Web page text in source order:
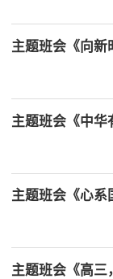
主题班会《向新
主题班会《中华
主题班会《心系
主题班会《高三